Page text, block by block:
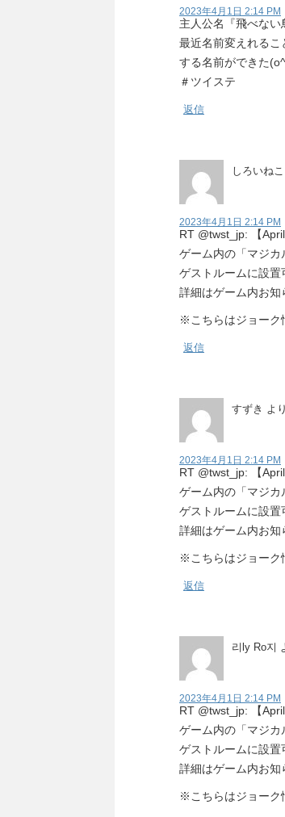
2023年4月1日 2:14 PM
主人公名『飛べない
最近名前変えれるこ
する名前ができた
＃ツイステ
返信
しろいねこ
2023年4月1日 2:14 PM
RT @twst_jp: 【
ゲーム内の「マジカ
ゲストルームに設置
詳細はゲーム内お知
※こちらはジョーク
返信
すずき よ
2023年4月1日 2:14 PM
RT @twst_jp: 【
ゲーム内の「マジカ
ゲストルームに設置
詳細はゲーム内お知
※こちらはジョーク
返信
리ly Ro지
2023年4月1日 2:14 PM
RT @twst_jp: 【
ゲーム内の「マジカ
ゲストルームに設置
詳細はゲーム内お知
※こちらはジョーク